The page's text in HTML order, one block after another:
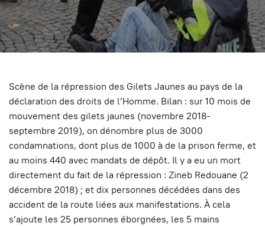
Scène de la répression des Gilets Jaunes au pays de la
déclaration des droits de l’Homme. Bilan : sur 10 mois de
mouvement des gilets jaunes (novembre 2018-
septembre 2019), on dénombre plus de 3000
condamnations, dont plus de 1000 à de la prison ferme, et
au moins 440 avec mandats de dépôt. Il y a eu un mort
directement du fait de la répression : Zineb Redouane (2
décembre 2018) ; et dix personnes décédées dans des
accident de la route liées aux manifestations. À cela
s’ajoute les 25 personnes éborgnées, les 5 mains